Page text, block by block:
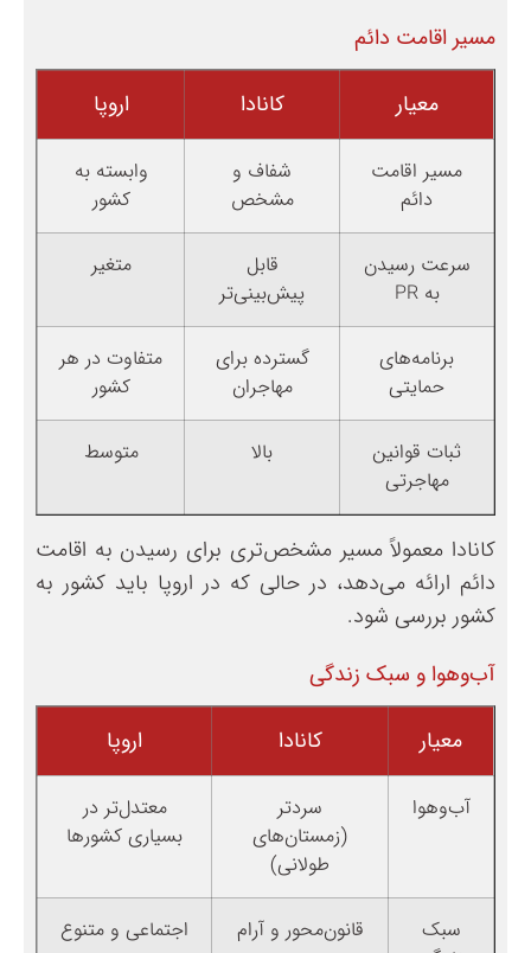
مسیر اقامت دائم
معیار
کانادا اروپا
مسیر اقامت
دائم
شفاف و
مشخص
وابسته به
کشور
سرعت رسیدن
به PR
قابل
پیش‌بینی‌تر
متغیر
برنامه‌های
حمایتی
گسترده برای
مهاجران
متفاوت در هر
کشور
ثبات قوانین
مهاجرتی
بالا متوسط
کانادا معمولاً مسیر مشخص‌تری برای رسیدن به اقامت
دائم ارائه می‌دهد، در حالی که در اروپا باید کشور به
کشور بررسی شود.
آب‌وهوا و سبک زندگی
معیار
کانادا اروپا
آب‌وهوا
سردتر
(زمستان‌های
طولانی)
معتدل‌تر در
بسیاری کشورها
سبک
قانون‌محور و آرام اجتماعی و متنوع